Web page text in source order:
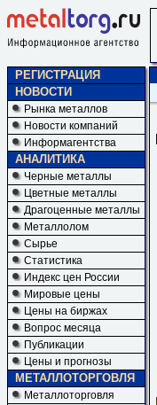
РЕГИСТРАЦИЯ
НОВОСТИ
Рынка металлов
Новости компаний
Информагентства
АНАЛИТИКА
Черные металлы
Цветные металлы
Драгоценные металлы
Металлолом
Сырье
Статистика
Индекс цен России
Мировые цены
Цены на биржах
Вопрос месяца
Публикации
Цены и прогнозы
МЕТАЛЛОТОРГОВЛЯ
Металлоторговля